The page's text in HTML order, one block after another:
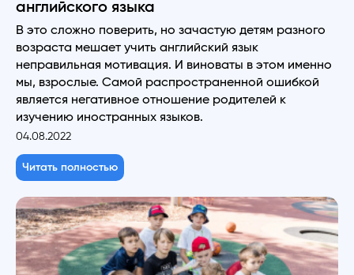
английского языка
В это сложно поверить, но зачастую детям разного
возраста мешает учить английский язык
неправильная мотивация. И виноваты в этом именно
мы, взрослые. Самой распространенной ошибкой
является негативное отношение родителей к
изучению иностранных языков.
04.08.2022
Читать полностью